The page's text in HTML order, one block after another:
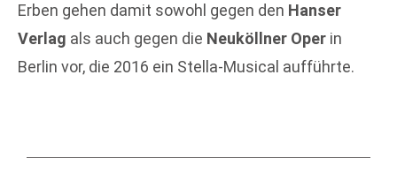
Erben gehen damit sowohl gegen den Hanser
Verlag als auch gegen die Neuköllner Oper in
Berlin vor, die 2016 ein Stella-Musical aufführte.